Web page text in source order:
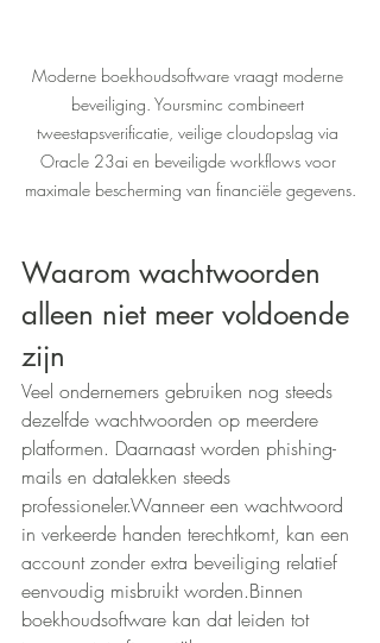
Moderne boekhoudsoftware vraagt moderne
beveiliging. Yoursminc combineert
tweestapsverificatie, veilige cloudopslag via
Oracle 23ai en beveiligde workflows voor
maximale bescherming van financiële gegevens.
Waarom wachtwoorden
alleen niet meer voldoende
zijn
Veel ondernemers gebruiken nog steeds
dezelfde wachtwoorden op meerdere
platformen. Daarnaast worden phishing-
mails en datalekken steeds
professioneler.Wanneer een wachtwoord
in verkeerde handen terechtkomt, kan een
account zonder extra beveiliging relatief
eenvoudig misbruikt worden.Binnen
boekhoudsoftware kan dat leiden tot